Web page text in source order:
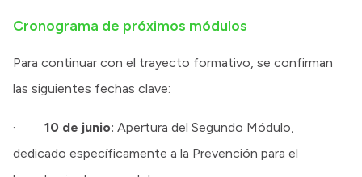
Cronograma de próximos módulos
Para continuar con el trayecto formativo, se confirman
las siguientes fechas clave:
· 10 de junio: Apertura del Segundo Módulo,
dedicado específicamente a la Prevención para el